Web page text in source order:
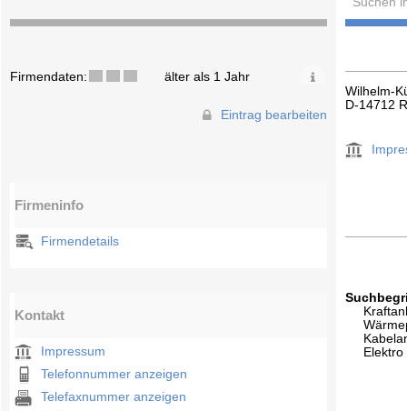
Firmendaten: älter als 1 Jahr
Eintrag bearbeiten
Firmeninfo
Firmendetails
Kontakt
Impressum
Telefonnummer anzeigen
Telefaxnummer anzeigen
Wilhelm-
D-14712